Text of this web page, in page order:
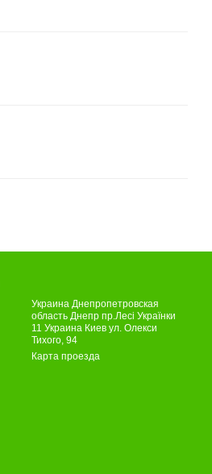
Украина Днепропетровская
область Днепр пр.Лесі Українки
11 Украина Киев ул. Олекси
Тихого, 94
Карта проезда